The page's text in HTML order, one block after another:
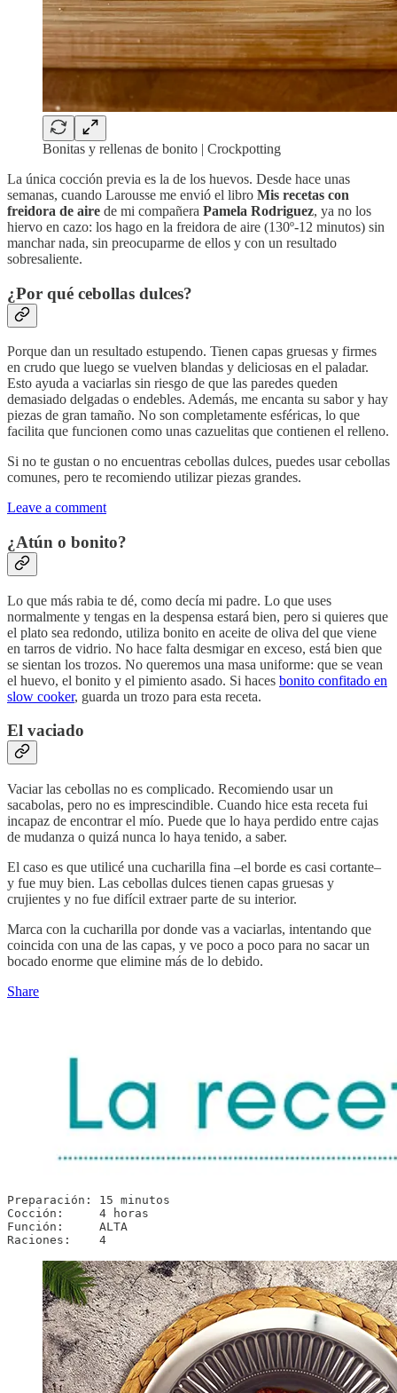
Bonitas y rellenas de bonito | Crockpotting
La única cocción previa es la de los huevos. Desde hace unas
semanas, cuando Larousse me envió el libro Mis recetas con
freidora de aire de mi compañera Pamela Rodriguez, ya no los
hiervo en cazo: los hago en la freidora de aire (130º-12 minutos) sin
manchar nada, sin preocuparme de ellos y con un resultado
sobresaliente.
¿Por qué cebollas dulces?
Porque dan un resultado estupendo. Tienen capas gruesas y firmes
en crudo que luego se vuelven blandas y deliciosas en el paladar.
Esto ayuda a vaciarlas sin riesgo de que las paredes queden
demasiado delgadas o endebles. Además, me encanta su sabor y hay
piezas de gran tamaño. No son completamente esféricas, lo que
facilita que funcionen como unas cazuelitas que contienen el relleno.
Si no te gustan o no encuentras cebollas dulces, puedes usar cebollas
comunes, pero te recomiendo utilizar piezas grandes.
Leave a comment
¿Atún o bonito?
Lo que más rabia te dé, como decía mi padre. Lo que uses
normalmente y tengas en la despensa estará bien, pero si quieres que
el plato sea redondo, utiliza bonito en aceite de oliva del que viene
en tarros de vidrio. No hace falta desmigar en exceso, está bien que
se sientan los trozos. No queremos una masa uniforme: que se vean
el huevo, el bonito y el pimiento asado. Si haces bonito confitado en
slow cooker, guarda un trozo para esta receta.
El vaciado
Vaciar las cebollas no es complicado. Recomiendo usar un
sacabolas, pero no es imprescindible. Cuando hice esta receta fui
incapaz de encontrar el mío. Puede que lo haya perdido entre cajas
de mudanza o quizá nunca lo haya tenido, a saber.
El caso es que utilicé una cucharilla fina –el borde es casi cortante–
y fue muy bien. Las cebollas dulces tienen capas gruesas y
crujientes y no fue difícil extraer parte de su interior.
Marca con la cucharilla por donde vas a vaciarlas, intentando que
coincida con una de las capas, y ve poco a poco para no sacar un
bocado enorme que elimine más de lo debido.
Share
Preparación: 15 minutos
Cocción:     4 horas
Función:     ALTA
Raciones:    4